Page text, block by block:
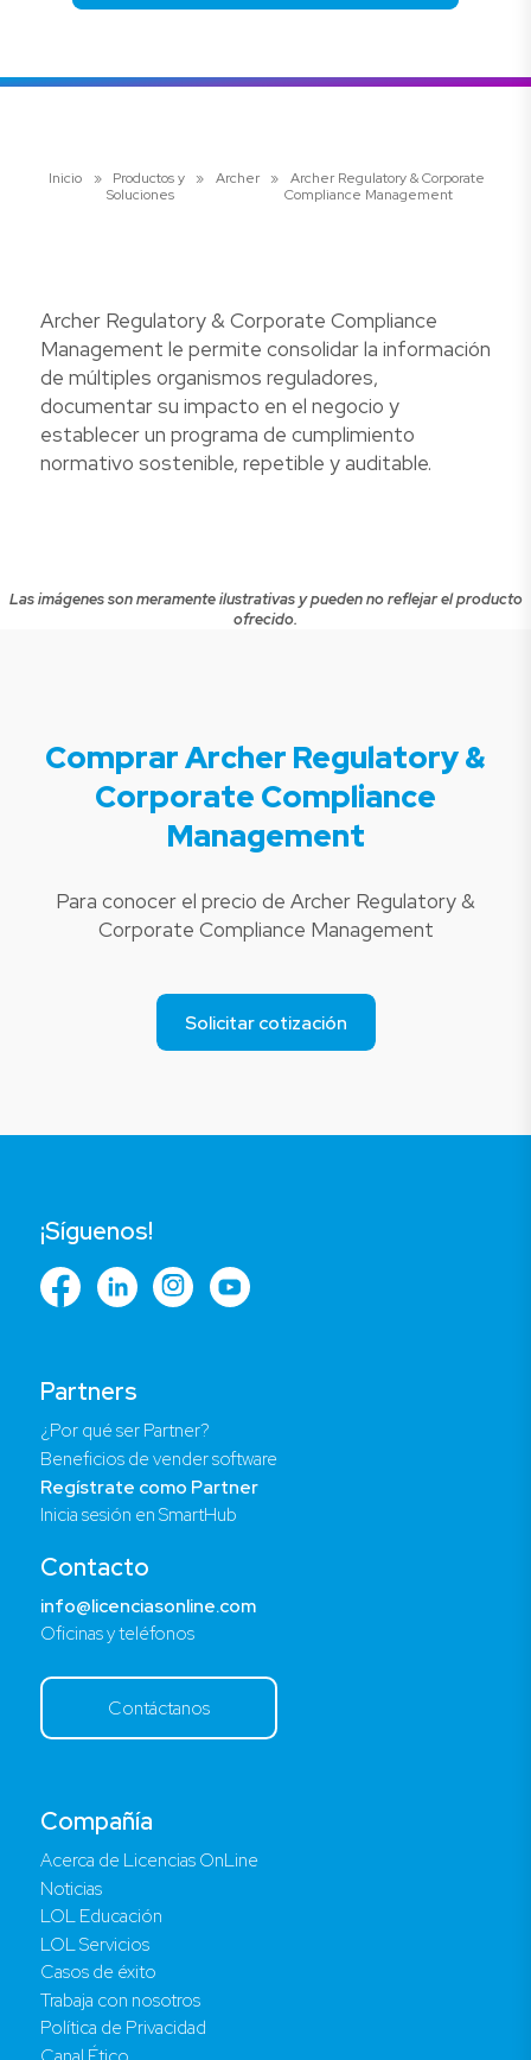
Inicio »
Productos y
Soluciones
» Archer »
Archer Regulatory & Corporate
Compliance Management
Archer Regulatory & Corporate Compliance
Management le permite consolidar la información
de múltiples organismos reguladores,
documentar su impacto en el negocio y
establecer un programa de cumplimiento
normativo sostenible, repetible y auditable.
Las imágenes son meramente ilustrativas y pueden no reflejar el producto
ofrecido.
Comprar Archer Regulatory &
Corporate Compliance
Management
Para conocer el precio de Archer Regulatory &
Corporate Compliance Management
Solicitar cotización
Compañía
Acerca de Licencias OnLine
Noticias
LOL Educación
LOL Servicios
Casos de éxito
Trabaja con nosotros
Política de Privacidad
Partners
¿Por qué ser Partner?
Beneficios de vender software
Regístrate como Partner
Inicia sesión en SmartHub
Contacto
info@licenciasonline.com
Oficinas y teléfonos
Contáctanos
¡Síguenos!